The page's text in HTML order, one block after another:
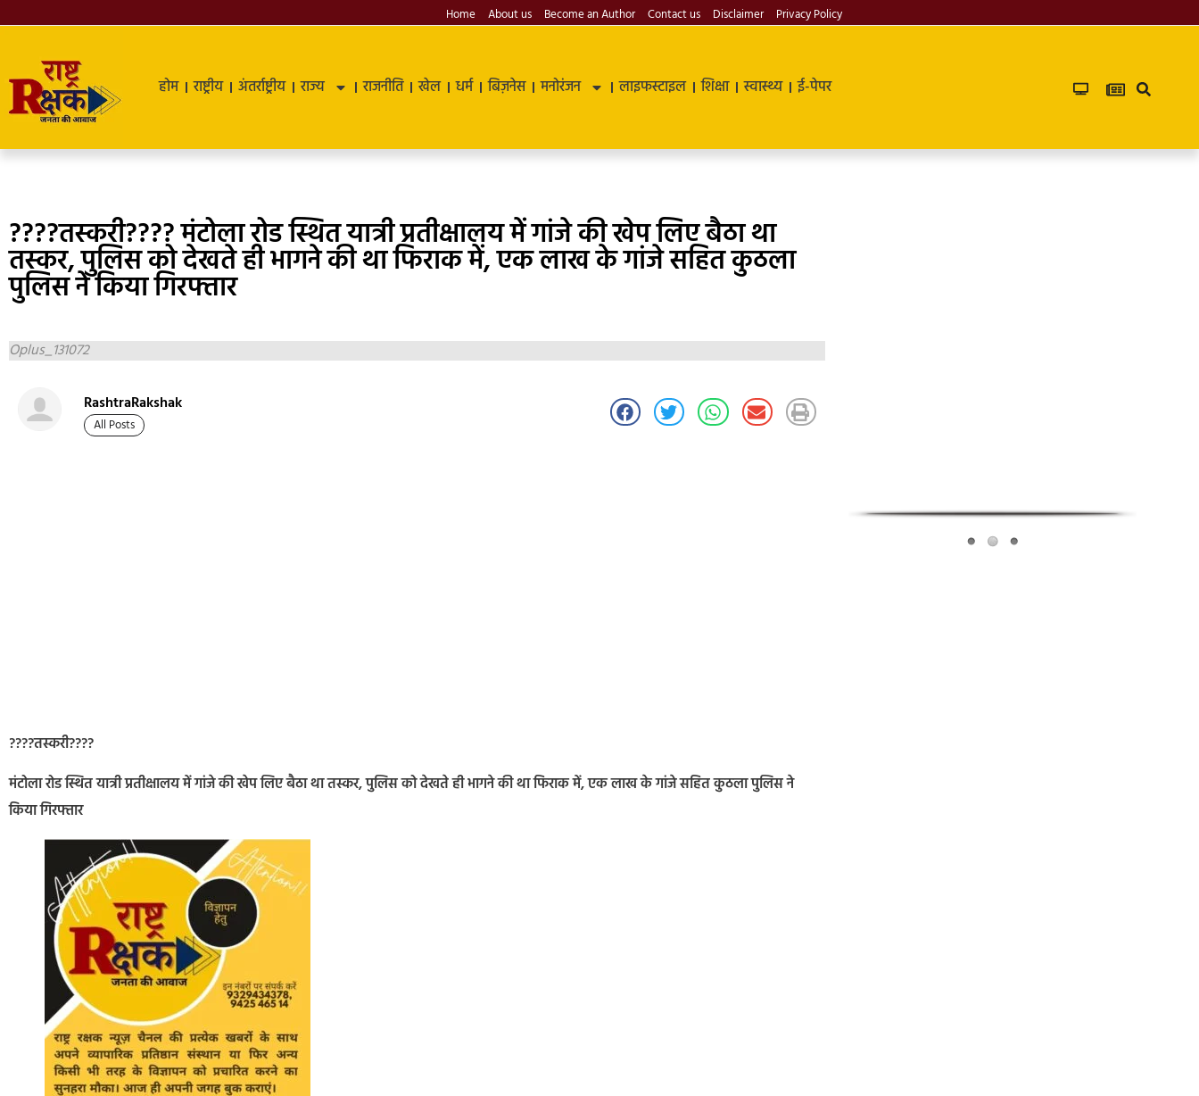
Home About us Become an Author Contact us Disclaimer Privacy Policy
होम राष्ट्रीय अंतर्राष्ट्रीय राज्य राजनीति खेल धर्म बिज़नेस मनोरंजन लाइफस्टाइल शिक्षा स्वास्थ्य ई-पेपर
????तस्करी???? मंटोला रोड स्थित यात्री प्रतीक्षालय में गांजे की खेप लिए बैठा था
तस्कर, पुलिस को देखते ही भागने की था फिराक में, एक लाख के गांजे सहित कुठला
पुलिस ने किया गिरफ्तार
Oplus_131072
RashtraRakshak
All Posts
????तस्करी????
मंटोला रोड स्थित यात्री प्रतीक्षालय में गांजे की खेप लिए बैठा था तस्कर, पुलिस को देखते ही भागने की था फिराक में, एक लाख के गांजे सहित कुठला पुलिस ने
किया गिरफ्तार